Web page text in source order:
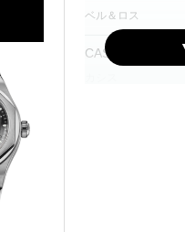
ベル＆ロス
CASSIS